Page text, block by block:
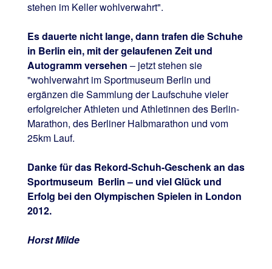
stehen im Keller wohlverwahrt".
Es dauerte nicht lange, dann trafen die Schuhe
in Berlin ein, mit der gelaufenen Zeit und
Autogramm versehen – jetzt stehen sie
"wohlverwahrt im Sportmuseum Berlin und
ergänzen die Sammlung der Laufschuhe vieler
erfolgreicher Athleten und Athletinnen des Berlin-
Marathon, des Berliner Halbmarathon und vom
25km Lauf.
Danke für das Rekord-Schuh-Geschenk an das
Sportmuseum Berlin – und viel Glück und
Erfolg bei den Olympischen Spielen in London
2012.
Horst Milde